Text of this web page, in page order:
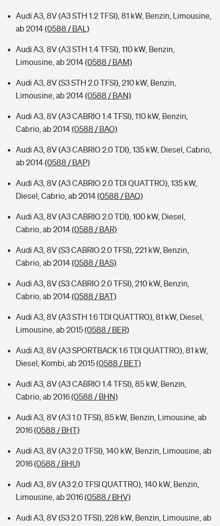
Audi A3, 8V (A3 STH 1.2 TFSI), 81 kW, Benzin, Limousine,
ab 2014(0588 / BAL)
Audi A3, 8V (A3 STH 1.4 TFSI), 110 kW, Benzin,
Limousine, ab 2014(0588 / BAM)
Audi A3, 8V (S3 STH 2.0 TFSI), 210 kW, Benzin,
Limousine, ab 2014(0588 / BAN)
Audi A3, 8V (A3 CABRIO 1.4 TFSI), 110 kW, Benzin,
Cabrio, ab 2014(0588 / BAO)
Audi A3, 8V (A3 CABRIO 2.0 TDI), 135 kW, Diesel, Cabrio,
ab 2014(0588 / BAP)
Audi A3, 8V (A3 CABRIO 2.0 TDI QUATTRO), 135 kW,
Diesel, Cabrio, ab 2014(0588 / BAQ)
Audi A3, 8V (A3 CABRIO 2.0 TDI), 100 kW, Diesel,
Cabrio, ab 2014(0588 / BAR)
Audi A3, 8V (S3 CABRIO 2.0 TFSI), 221 kW, Benzin,
Cabrio, ab 2014(0588 / BAS)
Audi A3, 8V (S3 CABRIO 2.0 TFSI), 210 kW, Benzin,
Cabrio, ab 2014(0588 / BAT)
Audi A3, 8V (A3 STH 1.6 TDI QUATTRO), 81 kW, Diesel,
Limousine, ab 2015(0588 / BER)
Audi A3, 8V (A3 SPORTBACK 1.6 TDI QUATTRO), 81 kW,
Diesel, Kombi, ab 2015(0588 / BET)
Audi A3, 8V (A3 CABRIO 1.4 TFSI), 85 kW, Benzin,
Cabrio, ab 2016(0588 / BHN)
Audi A3, 8V (A3 1.0 TFSI), 85 kW, Benzin, Limousine, ab
2016(0588 / BHT)
Audi A3, 8V (A3 2.0 TFSI), 140 kW, Benzin, Limousine, ab
2016(0588 / BHU)
Audi A3, 8V (A3 2.0 TFSI QUATTRO), 140 kW, Benzin,
Limousine, ab 2016(0588 / BHV)
Audi A3, 8V (S3 2.0 TFSI), 228 kW, Benzin, Limousine, ab